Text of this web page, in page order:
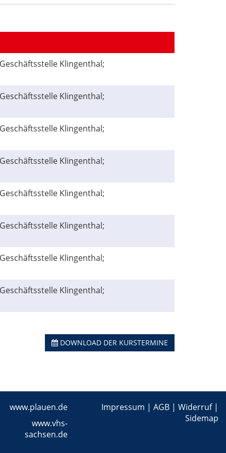
Klingenthal;
Klingenthal;
Klingenthal;
Klingenthal;
Klingenthal;
Klingenthal;
Klingenthal;
Klingenthal;
DOWNLOAD DER KURSTERMINE
www.plauen.de
www.vhs-
sachsen.de
Impressum | AGB| Widerruf|
Sidemap